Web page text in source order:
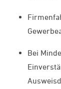
Bei